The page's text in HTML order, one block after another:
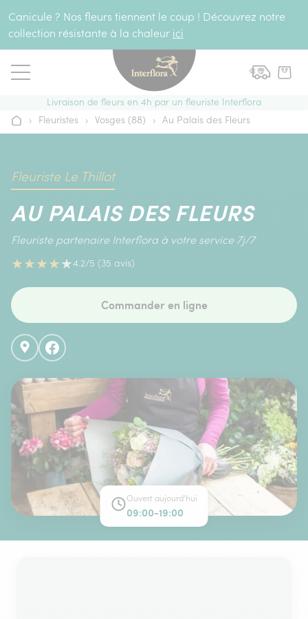
Canicule ? Nos fleurs tiennent le coup ! Découvrez notre
collection résistante à la chaleur ici
Livraison de fleurs en 4h par un fleuriste Interflora
Accueil
› Fleuristes › Vosges (88) › Au Palais des Fleurs
Fleuriste Le Thillot
AU PALAIS DES FLEURS
Fleuriste partenaire Interflora à votre service 7j/7
★★★★★4.2/5 (35 avis)
Commander en ligne
Ouvert aujourd'hui
09:00-19:00